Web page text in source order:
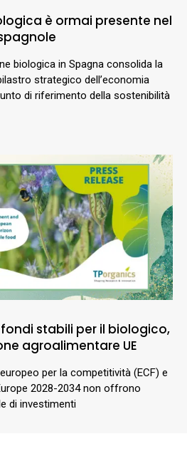
è ormai presente nel
biologica in Spagna consolida la
strategico dell’economia
di riferimento della sostenibilità
fondi stabili per il biologico,
agroalimentare UE
per la competitività (ECF) e
2028-2034 non offrono
di investimenti